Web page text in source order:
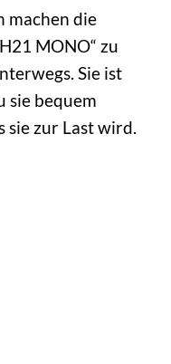
machen die
MONO“ zu
Sie ist
sie bequem
sie zur Last wird.